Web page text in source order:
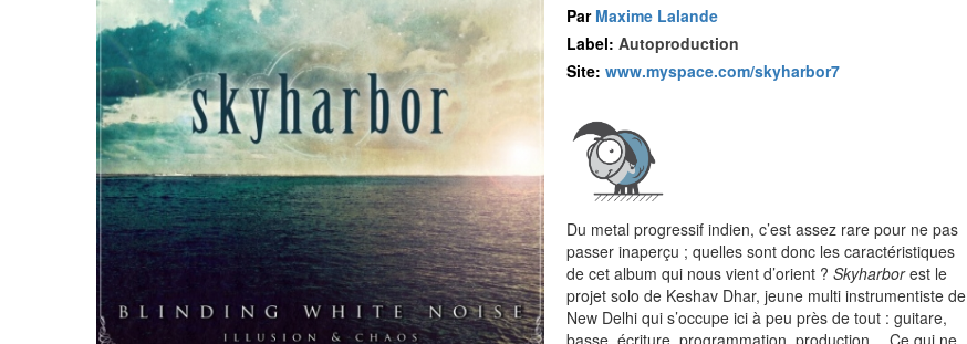
Par Maxime Lalande
Label: Autoproduction
Site: www.myspace.com/skyharbor7
Du metal progressif indien, c’est assez rare pour ne pas
passer inaperçu ; quelles sont donc les caractéristiques
de cet album qui nous vient d’orient ? Skyharborest le
projet solo de Keshav Dhar, jeune multi instrumentiste de
New Delhi qui s’occupe ici à peu près de tout : guitare,
basse, écriture, programmation, production… Ce qui ne